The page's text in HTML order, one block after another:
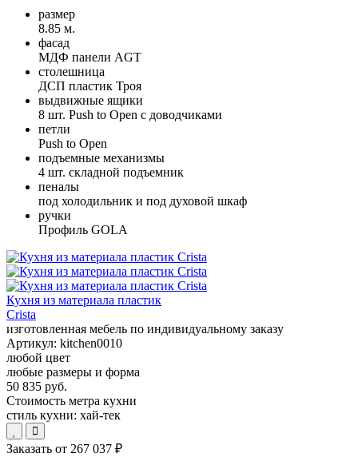
размер
8.85 м.
фасад
МДФ панели AGT
столешница
ДСП пластик Троя
выдвижные ящики
8 шт. Push to Open с доводчиками
петли
Push to Open
подъемные механизмы
4 шт. складной подъемник
пеналы
под холодильник и под духовой шкаф
ручки
Профиль GOLA
Кухня из материала пластик
Crista
изготовленная мебель по индивидуальному заказу
Артикул: kitchen0010
любой цвет
любые размеры и форма
50 835 руб.
Стоимость метра кухни
стиль кухни: хай-тек
Заказать от 267 037 ₽